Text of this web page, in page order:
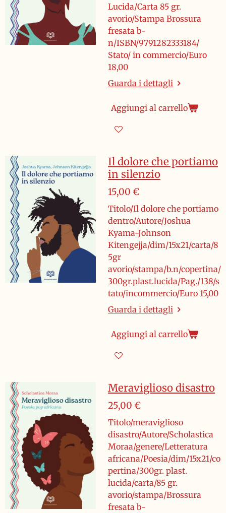
Lucida/Carta 85 gr.
avorio/Stampa Brossura
fresata b-
n/ISBN/9791282333184/
Stato/ in commercio/Euro
18,00
Guarda i dettagli
Aggiungi al carrello
Il dolore che portiamo
in silenzio
15,00 €
Titolo/Il dolore che portiamo
dentro/Autore/Joshua
Kyama-Johnson
Kitengejja/dim/15x21/carta/8
5gr
avorio/stampa/b.n/copertina/
300gr.plast.lucida/Pag./138/s
tato/incommercio/Euro 15,00
Guarda i dettagli
Aggiungi al carrello
Meraviglioso disastro
25,00 €
Titolo/meraviglioso
disastro/Autore/Scholastica
Moraa/genere/Letteratura
africana/Poesia/dim/15x21/co
pertina/300gr. plast.
lucida/carta/85 gr.
avorio/stampa/Brossura
fresata b-